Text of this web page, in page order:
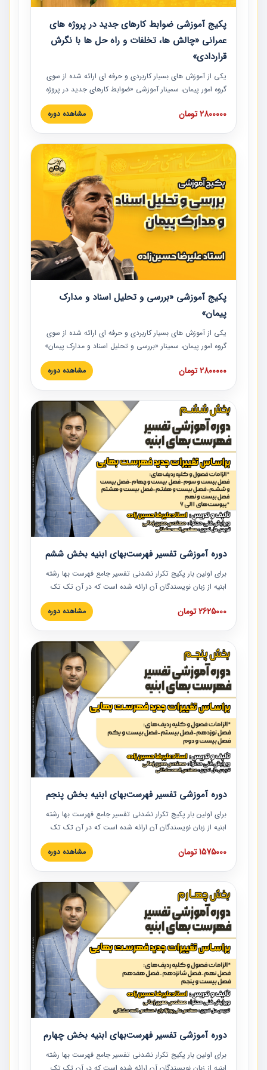
پکیج آموزشی ضوابط کارهای جدید در پروژه های
عمرانی «چالش ها، تخلفات و راه حل ها با نگرش
قراردادی»
یکی از آموزش‏‏‏‏‏‏ های بسیار کاربردی و حرفه‏ ای ارائه شده از سوی
گروه امور پیمان، سمینار آموزشی «ضوابط کارهای جدید در پروژه
های عمرانی» چالش ها، تخلفات و راه حل ها با نگرش قراردادی
است که در محل سندیکای شرکت های ساختمانی کشور ارائه شد.
مدارک پیمان به همراه تجربیات عملی ارائه شده است.
2800000 تومان مشاهده دوره
پکیج آموزشی «بررسی و تحلیل اسناد و مدارک
پیمان»
یکی از آموزش‏‏‏‏‏‏ های بسیار کاربردی و حرفه‏ ای ارائه شده از سوی
گروه امور پیمان، سمینار «بررسی و تحلیل اسناد و مدارک پیمان»
است که در دانشگاه صنعتی شریف ارائه شد. در این آموزش
نکات کلیدی مربوط به اسناد و مدارک پیمان، اولویت بندی اسناد
پیمان به همراه تجربیات عملی در این خصوص ارائه شده است.
2800000 تومان مشاهده دوره
دوره آموزشی تفسیر فهرست‌بهای ابنیه بخش ششم
برای اولین بار پکیج تکرار نشدنی تفسیر جامع فهرست بها رشته
ابنیه از زبان نویسندگان آن ارائه شده است که در آن تک تک
ردیف ها و مطالب فهرست بها تفسیر و ارائه شده است. این
دوره به صورت کامل تصویری بوده و به همراه تصاویر عملیات
دوره با کلام مهندس علیرضاحسین‌زاده مدیر پروژه مهندسی
مشاور در امر بازنگری فهرست بها رشته ابنیه ارائه شده و به تمام
همکارانی که در حوزه صنعت ساخت در حال فعالیت هستند حتما
توصیه می کنیم از مطالب این دوره استفاده نمایند.
2625000 تومان مشاهده دوره
دوره آموزشی تفسیر فهرست‌بهای ابنیه بخش پنجم
برای اولین بار پکیج تکرار نشدنی تفسیر جامع فهرست بها رشته
ابنیه از زبان نویسندگان آن ارائه شده است که در آن تک تک
ردیف ها و مطالب فهرست بها تفسیر و ارائه شده است. این
دوره به صورت کامل تصویری بوده و به همراه تصاویر عملیات
دوره با کلام مهندس علیرضاحسین‌زاده مدیر پروژه مهندسی
مشاور در امر بازنگری فهرست بها رشته ابنیه ارائه شده و به تمام
همکارانی که در حوزه صنعت ساخت در حال فعالیت هستند حتما
توصیه می کنیم از مطالب این دوره استفاده نمایند.
1575000 تومان مشاهده دوره
دوره آموزشی تفسیر فهرست‌بهای ابنیه بخش چهارم
برای اولین بار پکیج تکرار نشدنی تفسیر جامع فهرست بها رشته